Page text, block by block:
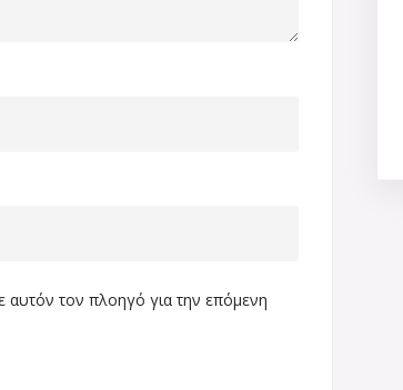
τον πλοηγό για την επόμενη